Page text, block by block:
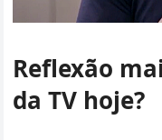
Reflexão
da TV hoje?